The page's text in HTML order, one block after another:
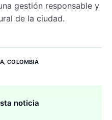
gestión responsable y
de la ciudad.
,COLOMBIA
noticia